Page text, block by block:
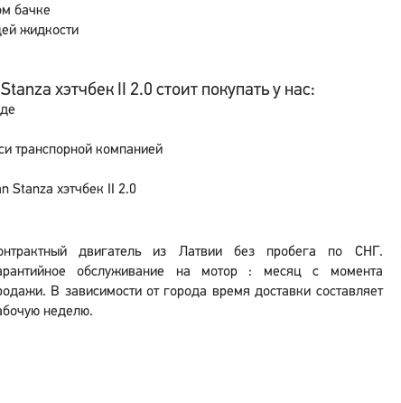
бачке
жидкости
хэтчбек II 2.0 стоит покупать у нас:
транспорной компанией
Stanza хэтчбек II 2.0
двигатель из Латвии без пробега по СНГ.
обслуживание на мотор : месяц с момента
В зависимости от города время доставки составляет
неделю.